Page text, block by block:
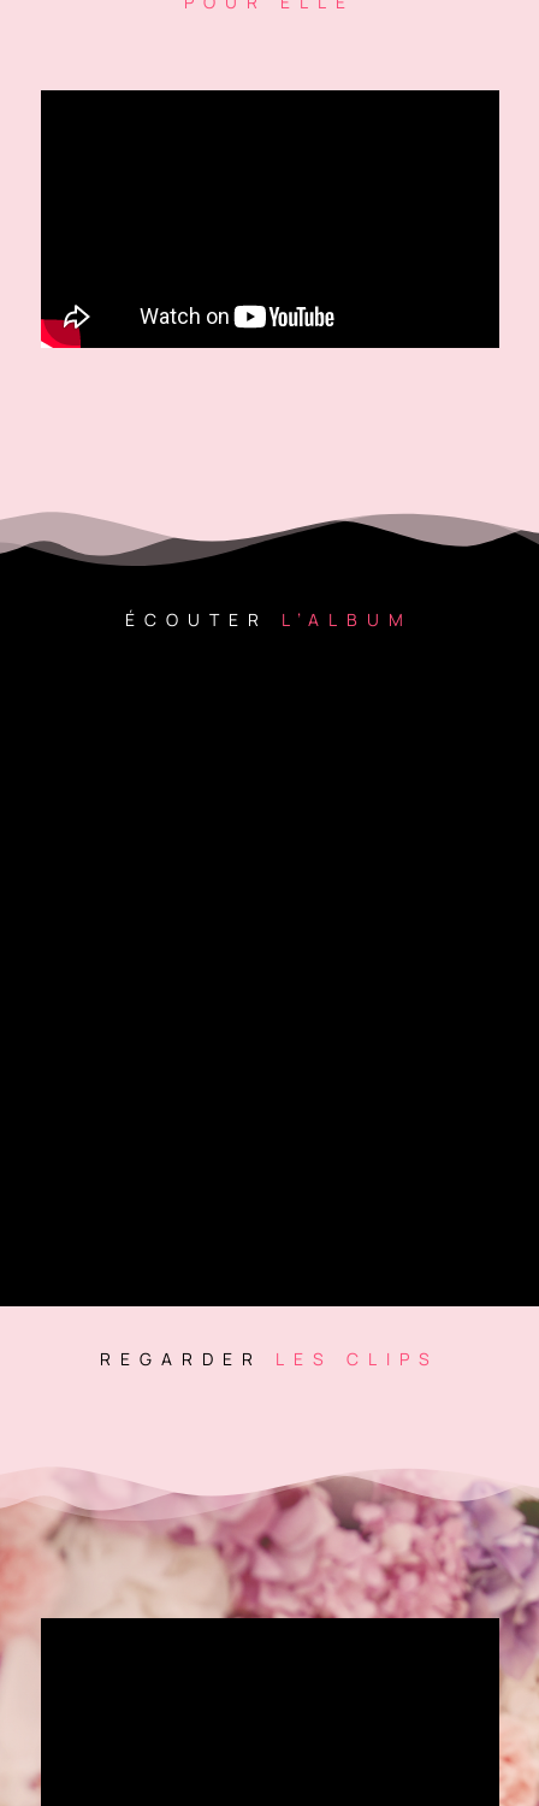
ÉCOUTER L’ALBUM
REGARDER LES CLIPS